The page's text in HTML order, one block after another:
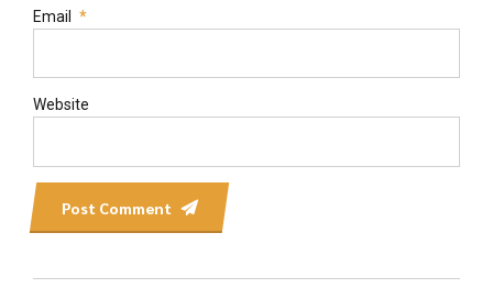
Email *
Website
Post Comment